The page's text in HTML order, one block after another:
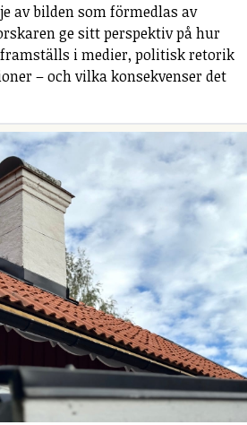
av bilden som förmedlas av
ge sitt perspektiv på hur
framställs i medier, politisk retorik
– och vilka konsekvenser det